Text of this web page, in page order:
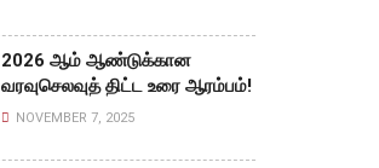
2026 ஆம் ஆண்டுக்கான
வரவுசெலவுத் திட்ட உரை ஆரம்பம்!
NOVEMBER 7, 2025